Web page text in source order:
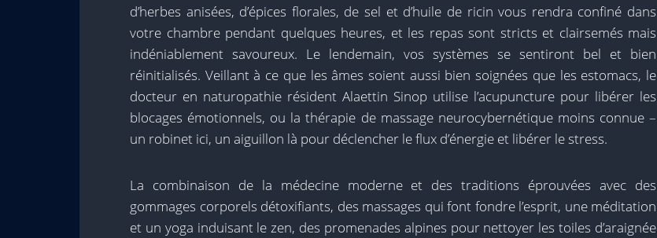
d’herbes anisées, d’épices florales, de sel et d’huile de ricin vous rendra confiné dans
votre chambre pendant quelques heures, et les repas sont stricts et clairsemés mais
indéniablement savoureux. Le lendemain, vos systèmes se sentiront bel et bien
réinitialisés. Veillant à ce que les âmes soient aussi bien soignées que les estomacs, le
docteur en naturopathie résident Alaettin Sinop utilise l’acupuncture pour libérer les
blocages émotionnels, ou la thérapie de massage neurocybernétique moins connue –
un robinet ici, un aiguillon là pour déclencher le flux d’énergie et libérer le stress.
La combinaison de la médecine moderne et des traditions éprouvées avec des
gommages corporels détoxifiants, des massages qui font fondre l’esprit, une méditation
et un yoga induisant le zen, des promenades alpines pour nettoyer les toiles d’araignée